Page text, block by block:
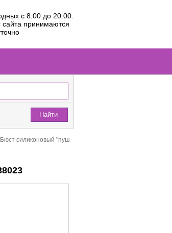
с 8:00 до 20:00.
сайта принимаются
Найти
Бюст силиконовый "пуш-